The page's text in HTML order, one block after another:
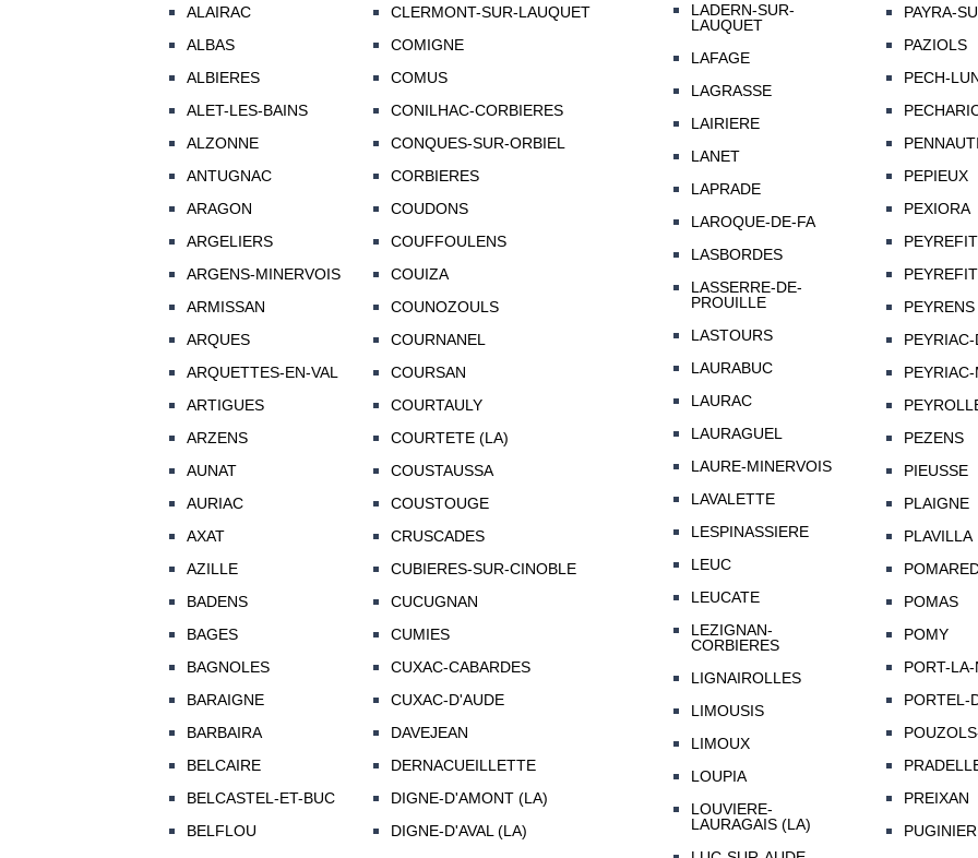
ALAIRAC
ALBAS
ALBIERES
ALET-LES-BAINS
ALZONNE
ANTUGNAC
ARAGON
ARGELIERS
ARGENS-MINERVOIS
ARMISSAN
ARQUES
ARQUETTES-EN-VAL
ARTIGUES
ARZENS
AUNAT
AURIAC
AXAT
AZILLE
BADENS
BAGES
BAGNOLES
BARAIGNE
BARBAIRA
BELCAIRE
BELCASTEL-ET-BUC
BELFLOU
CLERMONT-SUR-LAUQUET
COMIGNE
COMUS
CONILHAC-CORBIERES
CONQUES-SUR-ORBIEL
CORBIERES
COUDONS
COUFFOULENS
COUIZA
COUNOZOULS
COURNANEL
COURSAN
COURTAULY
COURTETE (LA)
COUSTAUSSA
COUSTOUGE
CRUSCADES
CUBIERES-SUR-CINOBLE
CUCUGNAN
CUMIES
CUXAC-CABARDES
CUXAC-D'AUDE
DAVEJEAN
DERNACUEILLETTE
DIGNE-D'AMONT (LA)
DIGNE-D'AVAL (LA)
LADERN-SUR-
LAUQUET
LAFAGE
LAGRASSE
LAIRIERE
LANET
LAPRADE
LAROQUE-DE-FA
LASBORDES
LASSERRE-DE-
PROUILLE
LASTOURS
LAURABUC
LAURAC
LAURAGUEL
LAURE-MINERVOIS
LAVALETTE
LESPINASSIERE
LEUC
LEUCATE
LEZIGNAN-
CORBIERES
LIGNAIROLLES
LIMOUSIS
LIMOUX
LOUPIA
LOUVIERE-
LAURAGAIS (LA)
PAYRA-
PAZIOLS
PECH-
PEPIEUX
PEXIORA
PEYRENS
PEZENS
PIEUSSE
PLAIGNE
PLAVILLA
POMAS
POMY
PORT-
PORTEL-
PREIXAN
PUGINIER